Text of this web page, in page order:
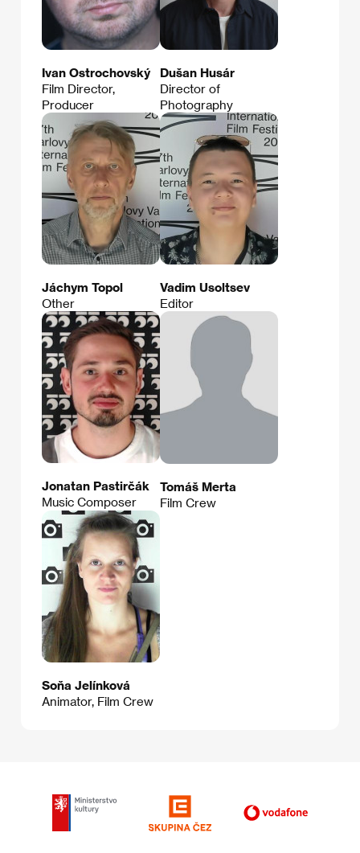
Ivan Ostrochovský
Film Director,
Producer
Dušan Husár
Director of
Photography
Jáchym Topol
Other
Vadim Usoltsev
Editor
Jonatan Pastirčák
Music Composer
Tomáš Merta
Film Crew
Soňa Jelínková
Animator, Film Crew